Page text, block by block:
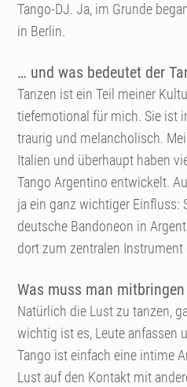
Tango-DJ. Ja, im Grunde
in Berlin.
… und was bedeutet der
Tanzen ist ein Teil meiner
tiefemotional für mich. Sie ist
traurig und melancholisch.
Italien und überhaupt haben
Tango Argentino entwickelt.
ja ein ganz wichtiger Einfluss:
deutsche Bandoneon in
dort zum zentralen Instrument
Was muss man
Natürlich die Lust zu tanzen,
wichtig ist es, Leute anfassen
Tango ist einfach eine intime
Lust auf den Kontakt mit